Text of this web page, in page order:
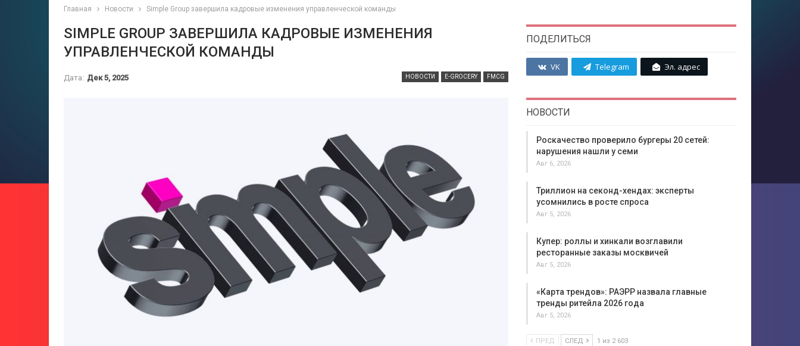
Главная Новости Simple Group завершила кадровые изменения управленческой команды
SIMPLE GROUP ЗАВЕРШИЛА КАДРОВЫЕ ИЗМЕНЕНИЯ
УПРАВЛЕНЧЕСКОЙ КОМАНДЫ
НОВОСТИ E-GROCERY FMCG
Дата: Дек 5, 2025
ПОДЕЛИТЬСЯ
VK Telegram Эл. адрес
НОВОСТИ
Роскачество проверило бургеры 20 сетей:
нарушения нашли у семи
Авг 6, 2026
Триллион на секонд-хендах: эксперты
усомнились в росте спроса
Авг 5, 2026
Купер: роллы и хинкали возглавили
ресторанные заказы москвичей
Авг 5, 2026
«Карта трендов»: РАЭРР назвала главные
тренды ритейла 2026 года
Авг 5, 2026
ПРЕД СЛЕД 1 из 2 603